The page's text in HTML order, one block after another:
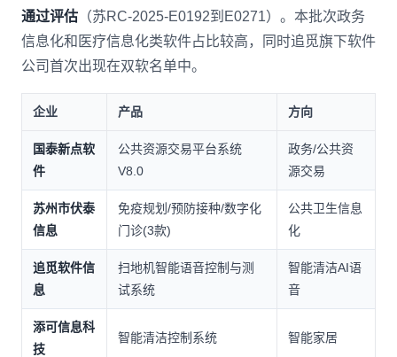
通过评估 （苏RC-2025-E0192到E0271）。本批次政务
信息化和医疗信息化类软件占比较高，同时追觅旗下软件
公司首次出现在双软名单中。
企业 产品 方向
国泰新点软
件
公共资源交易平台系统
V8.0
政务/公共资
源交易
苏州市伏泰
信息
免疫规划/预防接种/数字化
门诊(3款)
公共卫生信息
化
追觅软件信
息
扫地机智能语音控制与测
试系统
智能清洁AI语
音
添可信息科
技
智能清洁控制系统 智能家居